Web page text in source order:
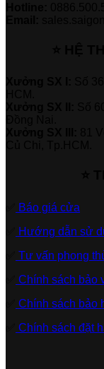
Báo giá cửa
Hướng dẫn sử
Tư vấn phong
Chính sách bảo
Chính sách bảo
Chính sách đặt